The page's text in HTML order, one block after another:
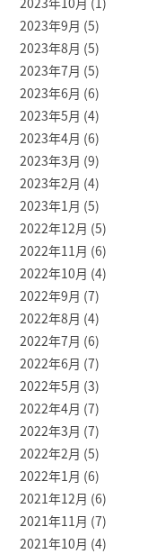
2023年9月 (5)
2023年8月 (5)
2023年7月 (5)
2023年6月 (6)
2023年5月 (4)
2023年4月 (6)
2023年3月 (9)
2023年2月 (4)
2023年1月 (5)
2022年12月 (5)
2022年11月 (6)
2022年10月 (4)
2022年9月 (7)
2022年8月 (4)
2022年7月 (6)
2022年6月 (7)
2022年5月 (3)
2022年4月 (7)
2022年3月 (7)
2022年2月 (5)
2022年1月 (6)
2021年12月 (6)
2021年11月 (7)
2021年10月 (4)